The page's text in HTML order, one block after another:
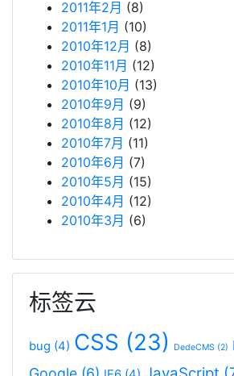
2011年2月 (8)
2011年1月 (10)
2010年12月 (8)
2010年11月 (12)
2010年10月 (13)
2010年9月 (9)
2010年8月 (12)
2010年7月 (11)
2010年6月 (7)
2010年5月 (15)
2010年4月 (12)
2010年3月 (6)
标签云
bug (4) CSS (23) DedeCMS (2)